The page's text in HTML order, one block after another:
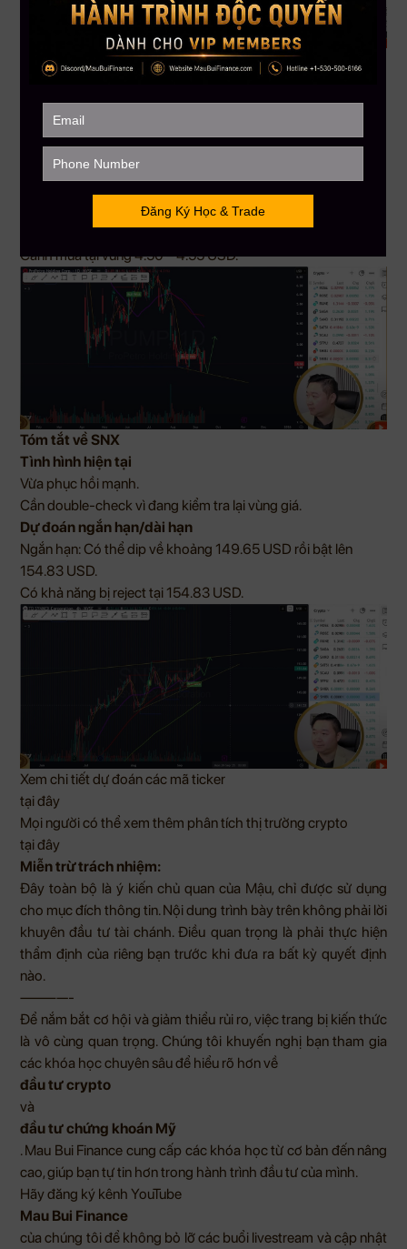
Tóm tắt về PUMP
Tình hình hiện tại
Khung tuần xuất hiện bullish divergence.
Khung ngày có mô hình bearish engulfing.
Dự đoán ngắn hạn/dài hạn
Ngắn hạn: Có thể dip về vùng 4.50 – 4.55 USD trước khi bật
Target kỳ vọng sau đó là khoảng 5.15 USD.
Chiến lược giao dịch
Canh mua tại vùng 4.50 – 4.55 USD.
Tóm tắt về SNX
Tình hình hiện tại
Vừa phục hồi mạnh.
Cần double-check vì đang kiểm tra lại vùng giá.
Dự đoán ngắn hạn/dài hạn
Ngắn hạn: Có thể dip về khoảng 149.65 USD rồi bật lên
154.83 USD.
Có khả năng bị reject tại 154.83 USD.
Xem chi tiết dự đoán các mã ticker
tại đây
Mọi người có thể xem thêm phân tích thị trường crypto
tại đây
Miễn trừ trách nhiệm:
Đây toàn bộ là ý kiến chủ quan của Mậu, chỉ được sử dụng
cho mục đích thông tin. Nội dung trình bày trên không phải lời
khuyên đầu tư tài chánh. Điều quan trọng là phải thực hiện
thẩm định của riêng bạn trước khi đưa ra bất kỳ quyết định
nào.
————-
Để nắm bắt cơ hội và giảm thiểu rủi ro, việc trang bị kiến thức
là vô cùng quan trọng. Chúng tôi khuyến nghị bạn tham gia
các khóa học chuyên sâu để hiểu rõ hơn về
đầu tư crypto
và
đầu tư chứng khoán Mỹ
. Mau Bui Finance cung cấp các khóa học từ cơ bản đến nâng
cao, giúp bạn tự tin hơn trong hành trình đầu tư của mình.
Hãy đăng ký kênh YouTube
Mau Bui Finance
của chúng tôi để không bỏ lỡ các buổi livestream và cập nhật